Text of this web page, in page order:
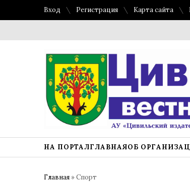
Вход Регистрация Карта сайта
НА ПОРТАЛГЛАВНАЯОБ
Главная »Спорт